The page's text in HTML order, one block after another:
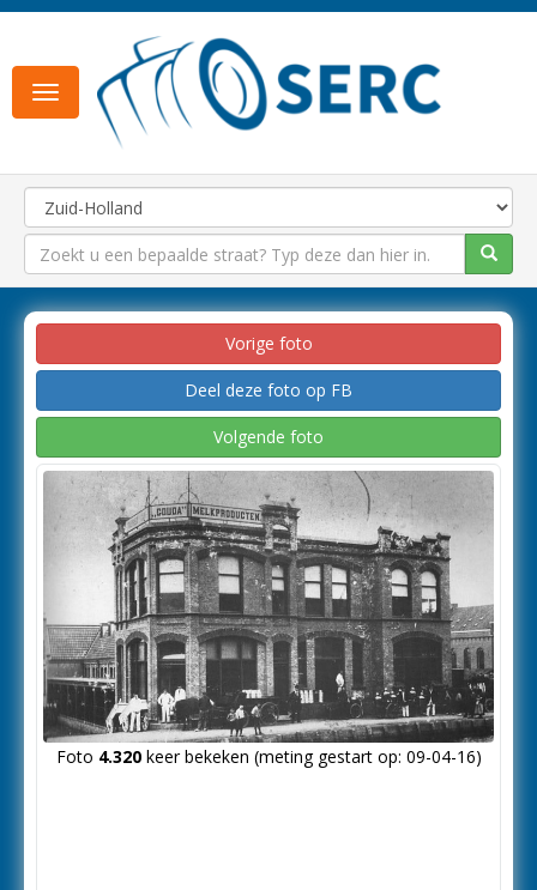
Toggle
navigation
Vorige foto
Deel deze foto op FB
Volgende foto
Foto 4.320keer bekeken (meting gestart op: 09-04-16)